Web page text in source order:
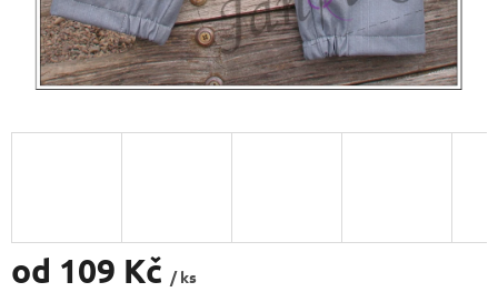
od 109 Kč / ks